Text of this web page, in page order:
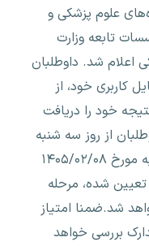
علوم پزشکی و
تابعه وزارت
اعلام شد. داوطلبان
کاربری خود، از
خود را دریافت
از روز سه شنبه
۱۴۰۵/۰۲/۰۱ لغایت روز سه شنبه مورخ ۱۴۰۵/۰۲/۰۸
شده، مرحله
شد.ضمنا امتیاز
بررسی خواهد